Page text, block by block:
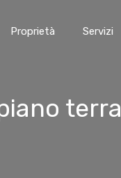
Proprietà Servizi
terra